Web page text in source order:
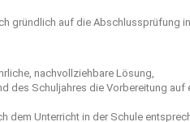
gründlich auf die Abschlussprüfung
nachvollziehbare Lösung,
des Schuljahres die Vorbereitung auf
dem Unterricht in der Schule